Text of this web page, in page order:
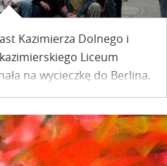
Kazimierza Dolnego i
Liceum
na wycieczkę do Berlina.